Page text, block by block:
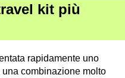
kit più
rapidamente uno
combinazione molto